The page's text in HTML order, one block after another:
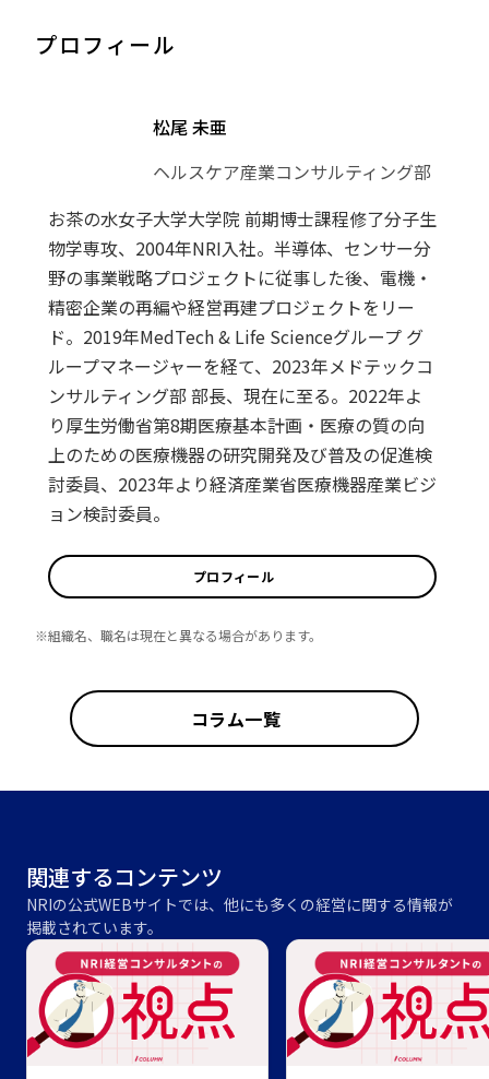
プロフィール
松尾 未亜
ヘルスケア産業コンサルティング部
お茶の水女子大学大学院 前期博士課程修了分子生
物学専攻、2004年NRI入社。半導体、センサー分
野の事業戦略プロジェクトに従事した後、電機・
精密企業の再編や経営再建プロジェクトをリー
ド。2019年MedTech & Life Scienceグループ グ
ループマネージャーを経て、2023年メドテックコ
ンサルティング部 部長、現在に至る。2022年よ
り厚生労働省第8期医療基本計画・医療の質の向
上のための医療機器の研究開発及び普及の促進検
討委員、2023年より経済産業省医療機器産業ビジ
ョン検討委員。
プロフィール
※組織名、職名は現在と異なる場合があります。
コラム一覧
関連するコンテンツ
NRIの公式WEBサイトでは、他にも多くの経営に関する情報が
掲載されています。